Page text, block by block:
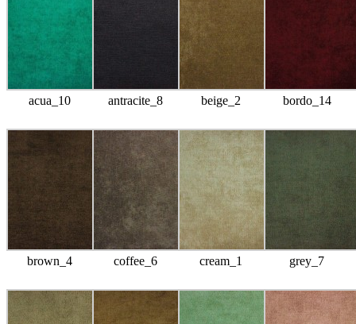
acua_10 antracite_8 beige_2 bordo_14
brown_4 coffee_6 cream_1 grey_7